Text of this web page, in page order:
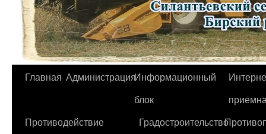
Главная АдминистрацияИнформационный
блок
Противодействие
Градостроительство